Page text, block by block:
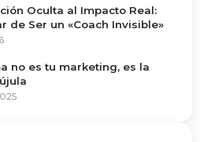
Oculta al Impacto Real:
de Ser un «Coach Invisible»
no es tu marketing, es la